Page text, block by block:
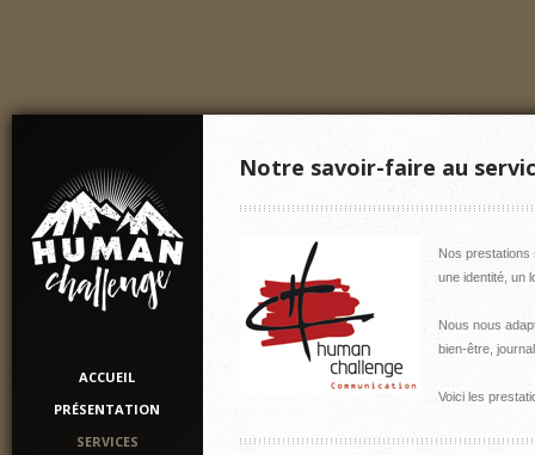
ACCUEIL
PRÉSENTATION
SERVICES
Notre savoir-faire au
Nos prestations
une identité, un
Nous nous
bien-être,
Voici les